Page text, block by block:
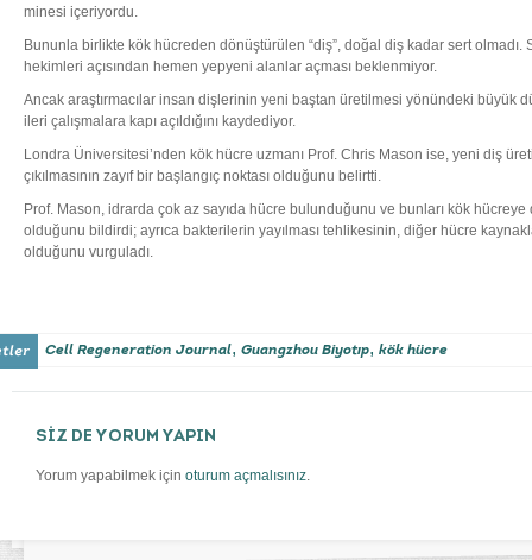
minesi içeriyordu.
Bununla birlikte kök hücreden dönüştürülen “diş”, doğal diş kadar sert olmadı.
hekimleri açısından hemen yepyeni alanlar açması beklenmiyor.
Ancak araştırmacılar insan dişlerinin yeni baştan üretilmesi yönündeki büyük
ileri çalışmalara kapı açıldığını kaydediyor.
Londra Üniversitesi’nden kök hücre uzmanı Prof. Chris Mason ise, yeni diş
çıkılmasının zayıf bir başlangıç noktası olduğunu belirtti.
Prof. Mason, idrarda çok az sayıda hücre bulunduğunu ve bunları kök hücreye
olduğunu bildirdi; ayrıca bakterilerin yayılması tehlikesinin, diğer hücre
olduğunu vurguladı.
Cell Regeneration Journal, Guangzhou Biyotıp, kök hücre
SİZ DE YORUM YAPIN
Yorum yapabilmek için oturum açmalısınız.